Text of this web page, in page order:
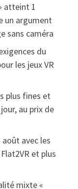
atteint 1
un argument
sans caméra
du
les jeux VR
plus fines et
au prix de
août avec les
et plus
mixte «